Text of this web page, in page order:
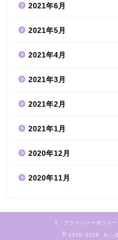
2021年6月
2021年5月
2021年4月
2021年3月
2021年2月
2021年1月
2020年12月
2020年11月
プライバシーポリシー
2020–2026 ちぃぼ